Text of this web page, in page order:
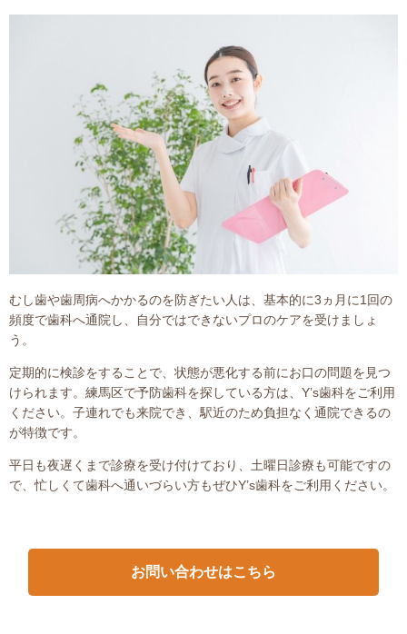
むし歯や歯周病へかかるのを防ぎたい人は、基本的に3ヵ月に1回の
頻度で歯科へ通院し、自分ではできないプロのケアを受けましょ
う。
定期的に検診をすることで、状態が悪化する前にお口の問題を見つ
けられます。練馬区で予防歯科を探している方は、Y’s歯科をご利用
ください。子連れでも来院でき、駅近のため負担なく通院できるの
が特徴です。
平日も夜遅くまで診療を受け付けており、土曜日診療も可能ですの
で、忙しくて歯科へ通いづらい方もぜひY’s歯科をご利用ください。
お問い合わせはこちら